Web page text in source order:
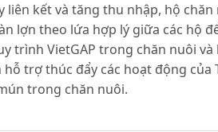
kết và tăng thu nhập, hộ chăn
lợn theo lứa hợp lý giữa các hộ
trình VietGAP trong chăn nuôi và
trợ thúc đẩy các hoạt động của
trong chăn nuôi.